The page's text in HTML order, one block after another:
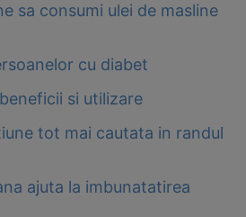
sa consumi ulei de masline
cu diabet
si utilizare
tot mai cautata in randul
ajuta la imbunatatirea